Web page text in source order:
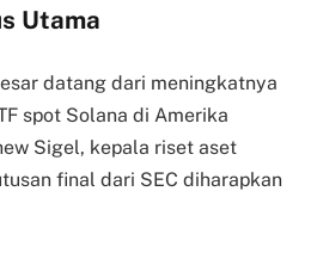
Utama
datang dari meningkatnya
spot Solana di Amerika
Sigel, kepala riset aset
final dari SEC diharapkan